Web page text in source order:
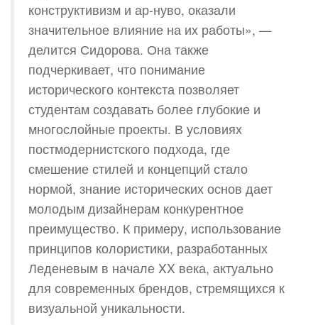
конструктивизм и ар-нуво, оказали
значительное влияние на их работы», —
делится Сидорова. Она также
подчеркивает, что понимание
исторического контекста позволяет
студентам создавать более глубокие и
многослойные проекты. В условиях
постмодернистского подхода, где
смешение стилей и концепций стало
нормой, знание исторических основ дает
молодым дизайнерам конкурентное
преимущество. К примеру, использование
принципов колористики, разработанных
Леденевым в начале XX века, актуально
для современных брендов, стремящихся к
визуальной уникальности.